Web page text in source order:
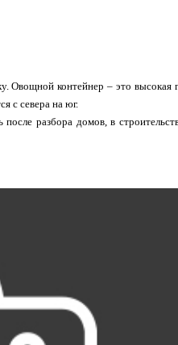
Овощной контейнер – это высокая
с севера на юг.
разбора домов, в